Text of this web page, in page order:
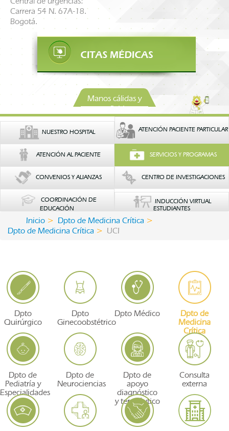
Carrera 54 N. 67A-18.
Bogotá.
Manos cálidas y
confiables
NUESTRO HOSPITAL ATENCIÓN PACIENTE PARTICULAR
ATENCIÓN AL PACIENTE SERVICIOS Y PROGRAMAS
CONVENIOS Y ALIANZAS CENTRO DE INVESTIGACIONES
COORDINACIÓN DE
EDUCACIÓN
INDUCCIÓN VIRTUAL
ESTUDIANTES
Inicio
Dpto de Medicina Crítica
Dpto de Medicina Crítica
UCI
Dpto
Quirúrgico
Dpto
Ginecoobstétrico
Dpto Médico
Dpto de
Medicina
Crítica
Dpto de
Pediatría y
Especialidades
Dpto de
Neurociencias
Dpto de
apoyo
diagnóstico
y terapéutico
Consulta
externa